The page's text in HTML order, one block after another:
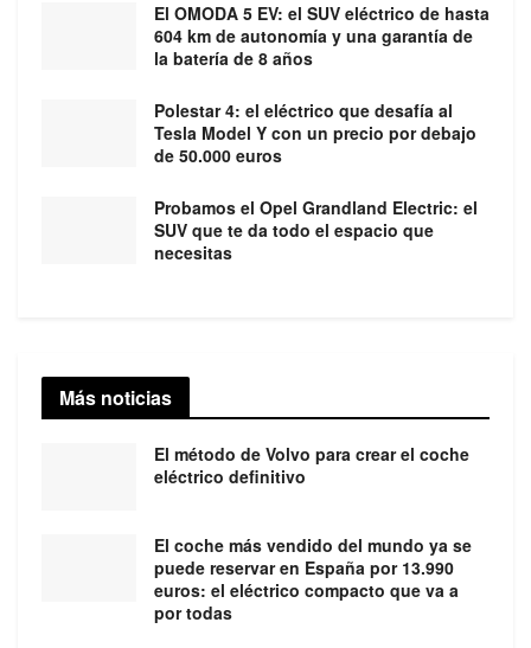
El OMODA 5 EV: el SUV eléctrico de hasta
604 km de autonomía y una garantía de
la batería de 8 años
Polestar 4: el eléctrico que desafía al
Tesla Model Y con un precio por debajo
de 50.000 euros
Probamos el Opel Grandland Electric: el
SUV que te da todo el espacio que
necesitas
Más noticias
El método de Volvo para crear el coche
eléctrico definitivo
El coche más vendido del mundo ya se
puede reservar en España por 13.990
euros: el eléctrico compacto que va a
por todas